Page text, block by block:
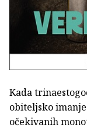
Kada
obiteljsko
očekivanih